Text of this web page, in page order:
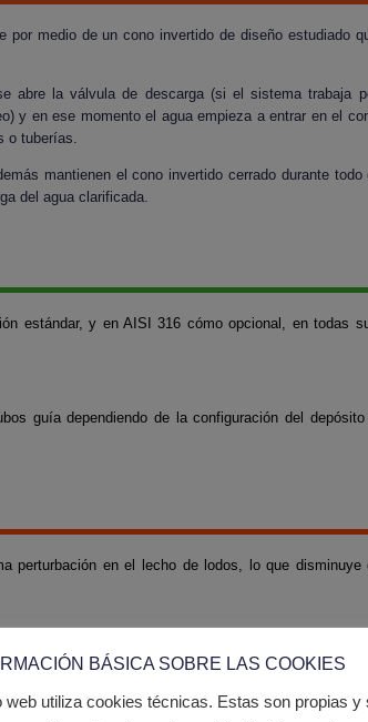
medio de un cono invertido de diseño estudiado
abre la válvula de descarga (si el sistema trabaja
y en ese momento el agua empieza a entrar en el
o tuberías.
mantienen el cono invertido cerrado durante todo
del agua clarificada.
estándar, y en AISI 316 cómo opcional, en todas
guía dependiendo de la configuración del
perturbación en el lecho de lodos, lo que disminuye
impide la aspiración y descarga de los
h.
BÁSICA SOBRE LAS COOKIES
web utiliza cookies técnicas. Estas son propias y